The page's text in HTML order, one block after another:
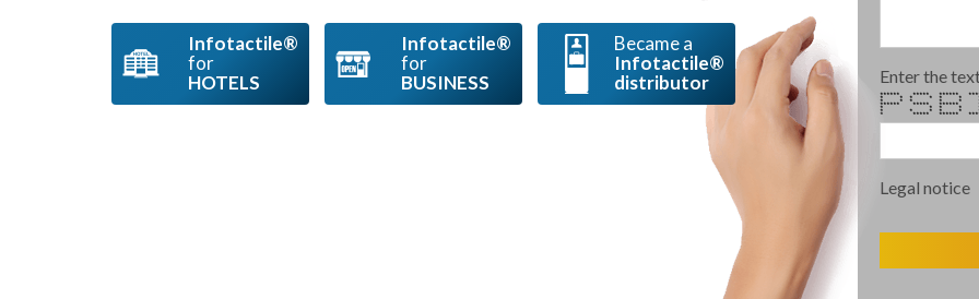
Infotactile®
for
HOTELS
Infotactile®
for
BUSINESS
Became a
Infotactile®
distributor
Enter the
****** ***** ******
* * * * * *
* * * * *
****** *****
* * * *
* * * * *
* ***** ******
Legal notice